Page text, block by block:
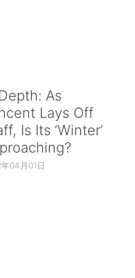
As
Lays Off
Is Its ‘Winter’
04月01日